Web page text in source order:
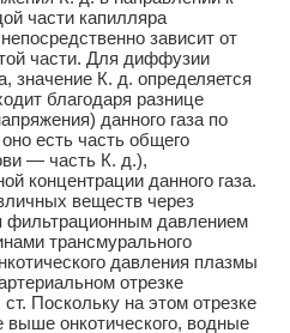
части капилляра
зависит от
части. Для диффузии
значение К. д. определяется
благодаря разнице
данного газа по
есть часть общего
— часть К. д.),
концентрации данного газа.
веществ через
фильтрационным давлением
трансмурального
давления плазмы
отрезке
Поскольку на этом отрезке
выше онкотического, водные